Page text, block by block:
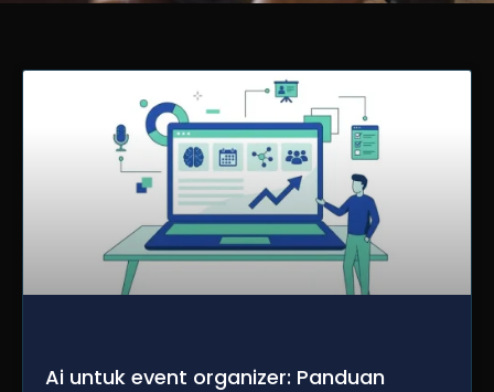
Ai untuk event organizer: Panduan